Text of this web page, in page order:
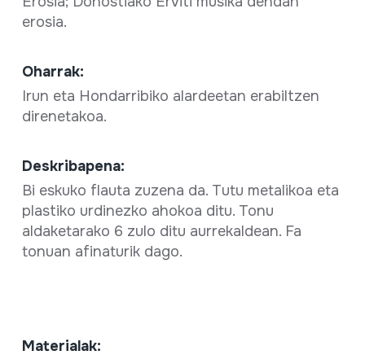
erosia.
Oharrak:
Irun eta Hondarribiko alardeetan erabiltzen
direnetakoa.
Deskribapena:
Bi eskuko flauta zuzena da. Tutu metalikoa eta
plastiko urdinezko ahokoa ditu. Tonu
aldaketarako 6 zulo ditu aurrekaldean. Fa
tonuan afinaturik dago.
Materialak: